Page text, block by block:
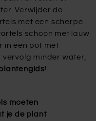
Verwijder de
met een scherpe
schoon met lauw
in een pot met
vervolg minder water,
!
moeten
je de plant